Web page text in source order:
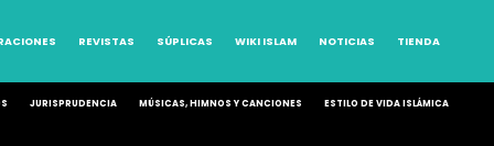
REVISTAS SÚPLICAS WIKI ISLAM NOTICIAS TIENDA
JURISPRUDENCIA MÚSICAS, HIMNOS Y CANCIONES ESTILO DE VIDA ISLÁMICA